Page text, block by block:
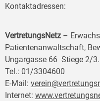
Kontaktadressen:
VertretungsNetz –
Patientenanwaltschaft,
Ungargasse 66 Stiege 2/3.
Tel.: 01/3304600
E-Mail:
Internet: